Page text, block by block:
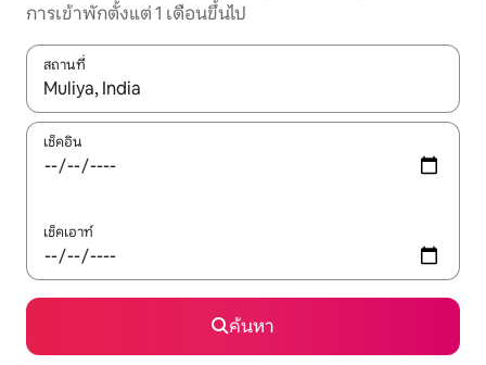
การเข้าพักตั้งแต่ 1 เดือนขึ้นไป
สถานที่
ใช้ลูกศรขึ้นลง หรือใช้การสัมผัสหรือปัด เพื่อสำรวจผลการค้นหา
เช็คอิน
เช็คเอาท์
ค้นหา